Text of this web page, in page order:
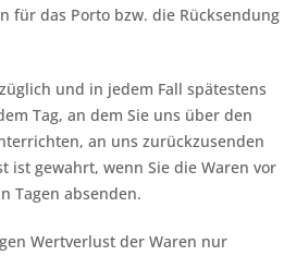
für das Porto bzw. die Rücksendung
und in jedem Fall spätestens
Tag, an dem Sie uns über den
an uns zurückzusenden
ist gewahrt, wenn Sie die Waren vor
Tagen absenden.
Wertverlust der Waren nur